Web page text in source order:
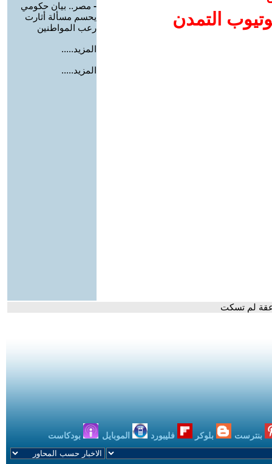
التمدن
- مصر.. بيان حكومي
يحسم مسألة أثارت
رعب المواطنين
المزيد.....
المزيد.....
لم تسكت
بنترست بلوكر فليبورد الموبايل بودكاست